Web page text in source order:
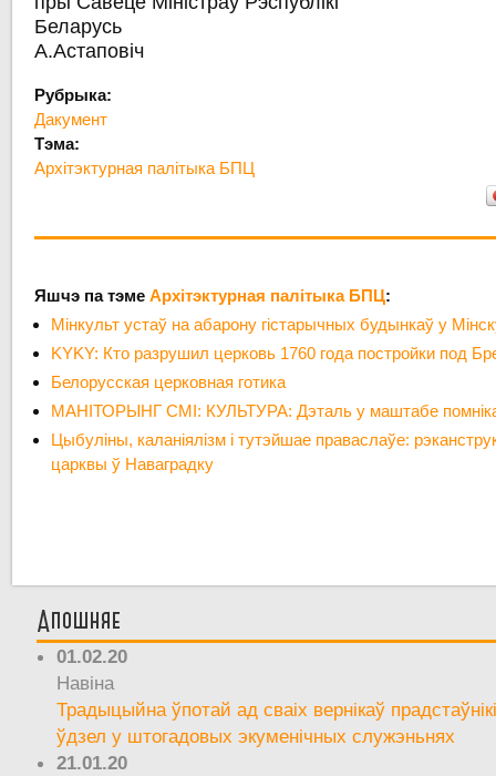
Беларусь
А.Астаповіч
Рубрыка:
Дакумент
Тэма:
Архітэктурная палітыка БПЦ
Яшчэ па тэмеАрхітэктурная палітыка БПЦ:
Мінкульт устаў на абарону гістарычных будынкаў у
KYKY: Кто разрушил церковь 1760 года постройки под
Белорусская церковная готика
МАНІТОРЫНГ СМІ: КУЛЬТУРА: Дэталь у маштабе
Цыбуліны, каланіялізм і тутэйшае праваслаўе:
царквы ў Наваградку
Апошняе
01.02.20
Навіна
Традыцыйна ўпотай ад сваіх вернікаў
ўдзел у штогадовых экуменічных служэньнях
21.01.20